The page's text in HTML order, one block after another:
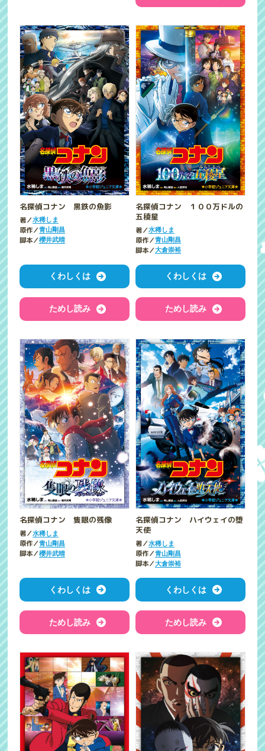
名探偵コナン 黒鉄の魚影
著／水稀しま
原作／青山剛昌
脚本／櫻井武晴
くわしくは
ためし読み
名探偵コナン １００万ドルの
五稜星
著／水稀しま
原作／青山剛昌
脚本／大倉崇裕
くわしくは
ためし読み
名探偵コナン 隻眼の残像
著／水稀しま
原作／青山剛昌
脚本／櫻井武晴
くわしくは
ためし読み
名探偵コナン ハイウェイの堕
天使
著／水稀しま
原作／青山剛昌
脚本／大倉崇裕
くわしくは
ためし読み